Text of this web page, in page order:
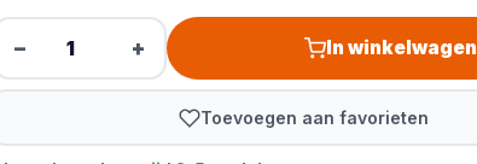
− + In winkelwagen
Toevoegen aan favorieten